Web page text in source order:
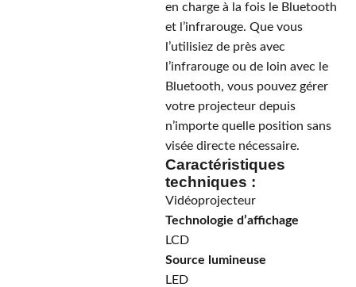
en charge à la fois le Bluetooth
et l’infrarouge. Que vous
l’utilisiez de près avec
l’infrarouge ou de loin avec le
Bluetooth, vous pouvez gérer
votre projecteur depuis
n’importe quelle position sans
visée directe nécessaire.
Caractéristiques
techniques :
Vidéoprojecteur
Technologie d’affichage
LCD
Source lumineuse
LED